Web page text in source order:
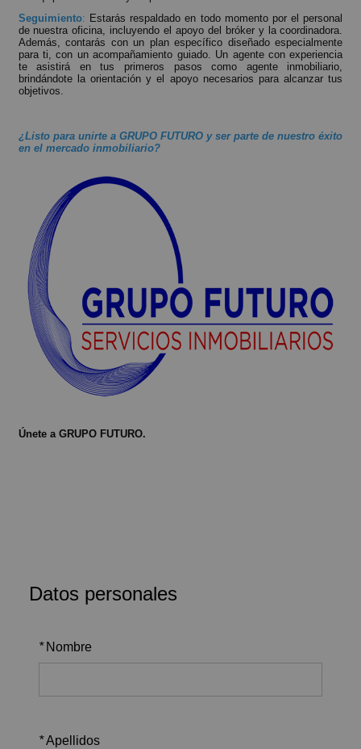
Seguimiento: Estarás respaldado en todo momento por el personal
de nuestra oficina, incluyendo el apoyo del bróker y la coordinadora.
Además, contarás con un plan específico diseñado especialmente
para ti, con un acompañamiento guiado. Un agente con experiencia
te asistirá en tus primeros pasos como agente inmobiliario,
brindándote la orientación y el apoyo necesarios para alcanzar tus
objetivos.
¿Listo para unirte a GRUPO FUTURO y ser parte de nuestro éxito
en el mercado inmobiliario?
Únete a GRUPO FUTURO.
Datos personales
* Nombre
*Apellidos